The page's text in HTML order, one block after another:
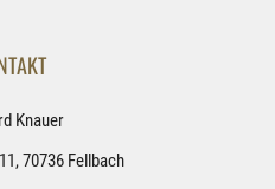
Knauer
70736 Fellbach